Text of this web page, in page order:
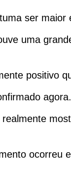
ser
uma
positivo